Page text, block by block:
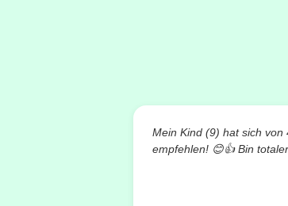
Mein Kind (9) hat sich von
empfehlen! 😊👍Bin